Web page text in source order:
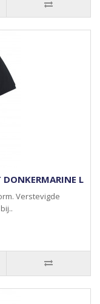
L
Verstevigde